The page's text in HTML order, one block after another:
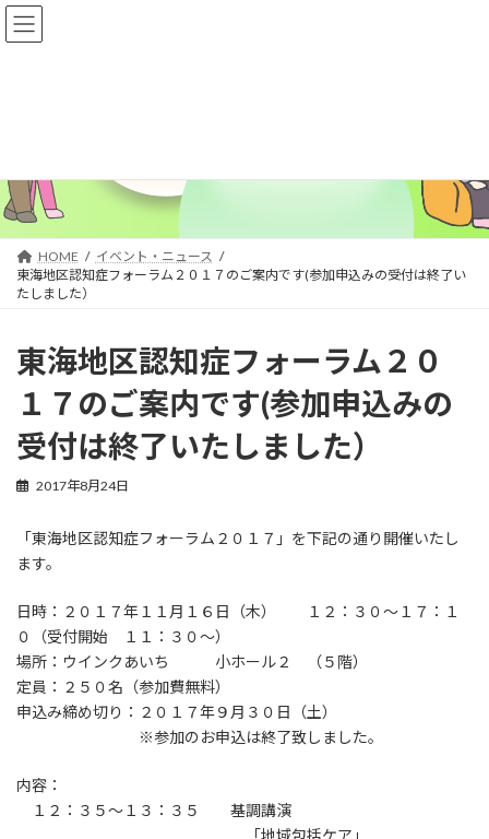
コ
ン
ッ
プ
ナ
ビ
移
動
HOME
イベント・ニュース
東海地区認知症フォーラム２０１７のご案内です(参加申込みの受付は終了い
たしました）
東海地区認知症フォーラム２０
１７のご案内です(参加申込みの
受付は終了いたしました）
2017年8月24日
「東海地区認知症フォーラム２０１７」を下記の通り開催いたし
ます。
日時：２０１７年１１月１６日（木） １２：３０～１７：１
０（受付開始 １１：３０～）
場所：ウインクあいち 小ホール２ （５階）
定員：２５０名（参加費無料）
申込み締め切り：２０１７年９月３０日（土）
※参加のお申込は終了致しました。
内容：
１２：３５～１３：３５ 基調講演
「地域包括ケア」